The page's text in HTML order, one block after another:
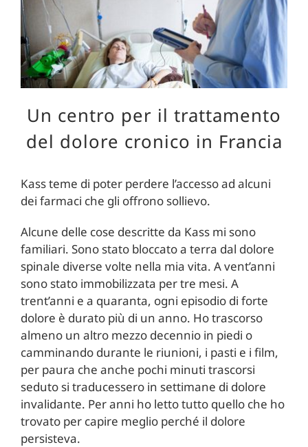
Un centro per il trattamento
del dolore cronico in Francia
Kass teme di poter perdere l’accesso ad alcuni
dei farmaci che gli offrono sollievo.
Alcune delle cose descritte da Kass mi sono
familiari. Sono stato bloccato a terra dal dolore
spinale diverse volte nella mia vita. A vent’anni
sono stato immobilizzata per tre mesi. A
trent’anni e a quaranta, ogni episodio di forte
dolore è durato più di un anno. Ho trascorso
almeno un altro mezzo decennio in piedi o
camminando durante le riunioni, i pasti e i film,
per paura che anche pochi minuti trascorsi
seduto si traducessero in settimane di dolore
invalidante. Per anni ho letto tutto quello che ho
trovato per capire meglio perché il dolore
persisteva.